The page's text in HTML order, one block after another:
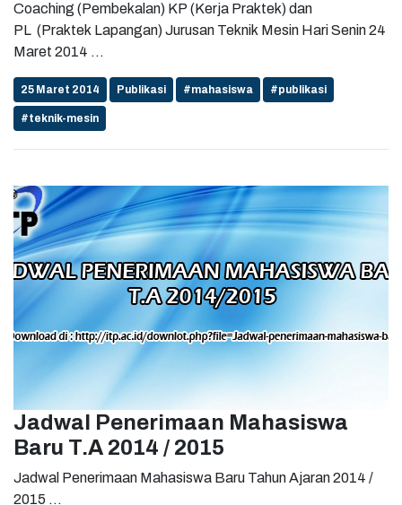
Coaching (Pembekalan) KP (Kerja Praktek) dan
PL (Praktek Lapangan) Jurusan Teknik Mesin Hari Senin 24
Maret 2014 ...
25 Maret 2014 Publikasi #mahasiswa #publikasi
#teknik-mesin
Jadwal Penerimaan Mahasiswa
Baru T.A 2014 / 2015
Jadwal Penerimaan Mahasiswa Baru Tahun Ajaran 2014 /
2015 ...